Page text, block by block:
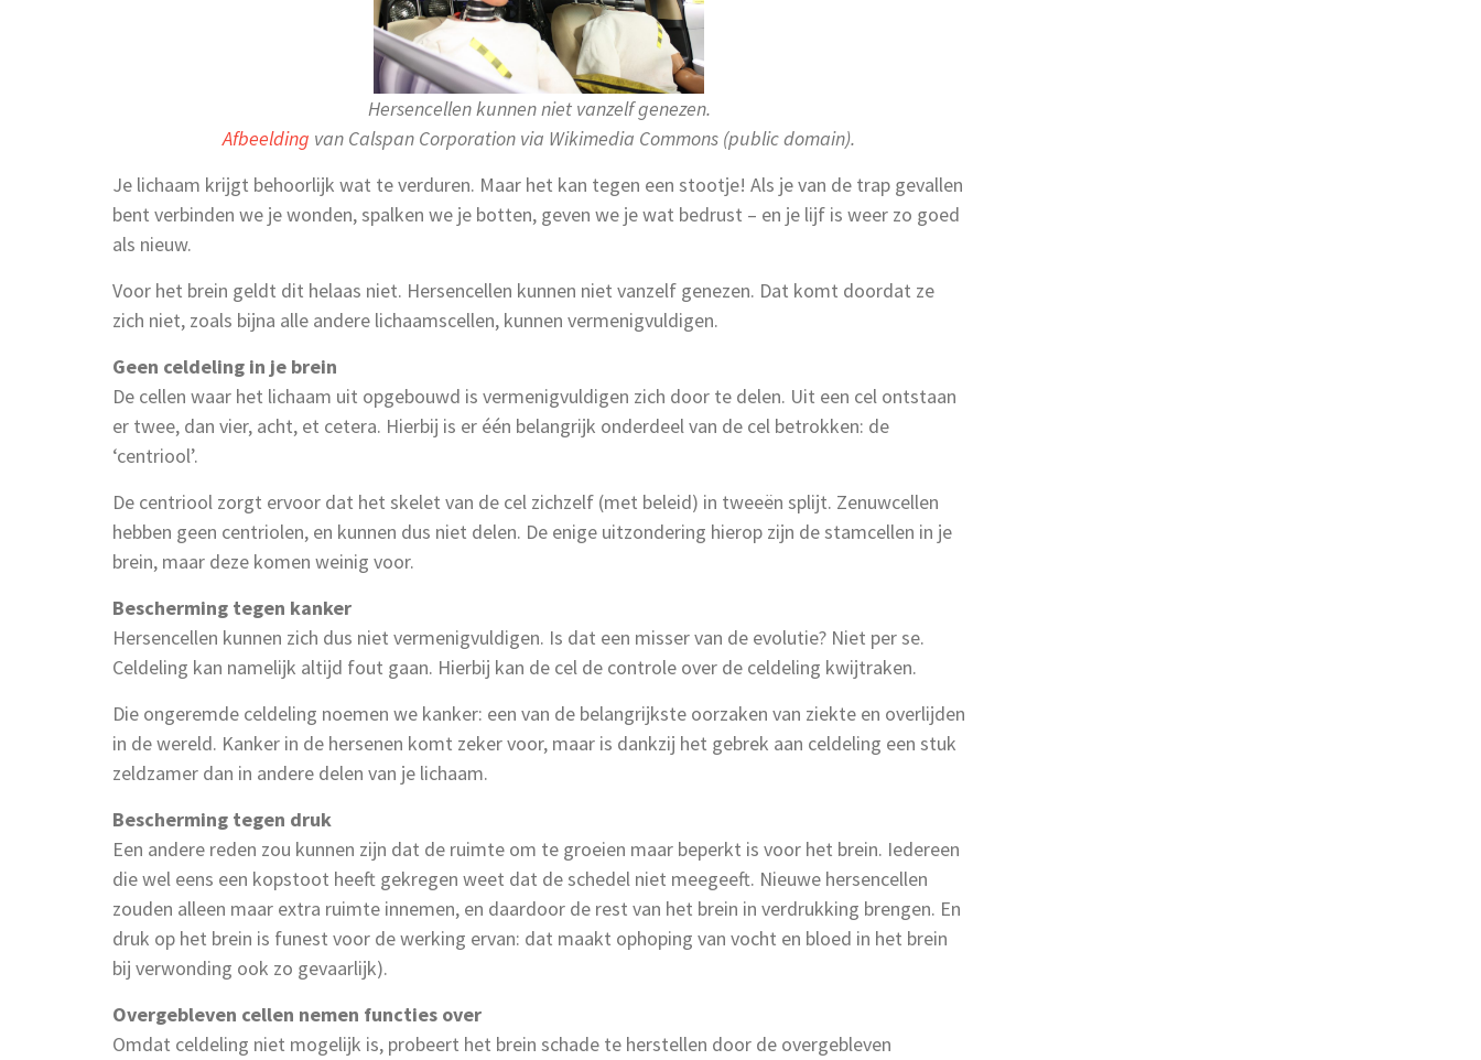
Hersencellen kunnen niet vanzelf genezen.
Afbeelding van Calspan Corporation via Wikimedia Commons (public domain).
Je lichaam krijgt behoorlijk wat te verduren. Maar het kan tegen een stootje! Als je van de trap gevallen
bent verbinden we je wonden, spalken we je botten, geven we je wat bedrust – en je lijf is weer zo goed
als nieuw.
Voor het brein geldt dit helaas niet. Hersencellen kunnen niet vanzelf genezen. Dat komt doordat ze
zich niet, zoals bijna alle andere lichaamscellen, kunnen vermenigvuldigen.
Geen celdeling in je brein
De cellen waar het lichaam uit opgebouwd is vermenigvuldigen zich door te delen. Uit een cel ontstaan
er twee, dan vier, acht, et cetera. Hierbij is er één belangrijk onderdeel van de cel betrokken: de
‘centriool’.
De centriool zorgt ervoor dat het skelet van de cel zichzelf (met beleid) in tweeën splijt. Zenuwcellen
hebben geen centriolen, en kunnen dus niet delen. De enige uitzondering hierop zijn de stamcellen in je
brein, maar deze komen weinig voor.
Bescherming tegen kanker
Hersencellen kunnen zich dus niet vermenigvuldigen. Is dat een misser van de evolutie? Niet per se.
Celdeling kan namelijk altijd fout gaan. Hierbij kan de cel de controle over de celdeling kwijtraken.
Die ongeremde celdeling noemen we kanker: een van de belangrijkste oorzaken van ziekte en overlijden
in de wereld. Kanker in de hersenen komt zeker voor, maar is dankzij het gebrek aan celdeling een stuk
zeldzamer dan in andere delen van je lichaam.
Bescherming tegen druk
Een andere reden zou kunnen zijn dat de ruimte om te groeien maar beperkt is voor het brein. Iedereen
die wel eens een kopstoot heeft gekregen weet dat de schedel niet meegeeft. Nieuwe hersencellen
zouden alleen maar extra ruimte innemen, en daardoor de rest van het brein in verdrukking brengen. En
druk op het brein is funest voor de werking ervan: dat maakt ophoping van vocht en bloed in het brein
bij verwonding ook zo gevaarlijk).
Overgebleven cellen nemen functies over
Omdat celdeling niet mogelijk is, probeert het brein schade te herstellen door de overgebleven